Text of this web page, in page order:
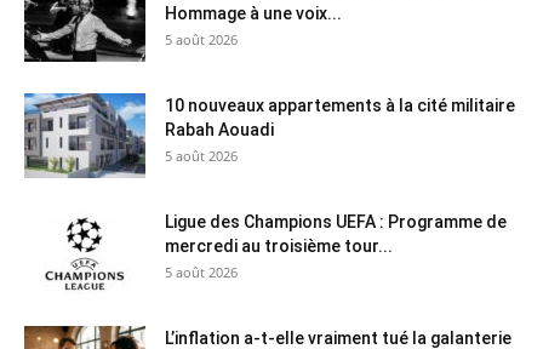
Hommage à une voix...
5 août 2026
10 nouveaux appartements à la cité militaire
Rabah Aouadi
5 août 2026
Ligue des Champions UEFA : Programme de
mercredi au troisième tour...
5 août 2026
L’inflation a-t-elle vraiment tué la galanterie